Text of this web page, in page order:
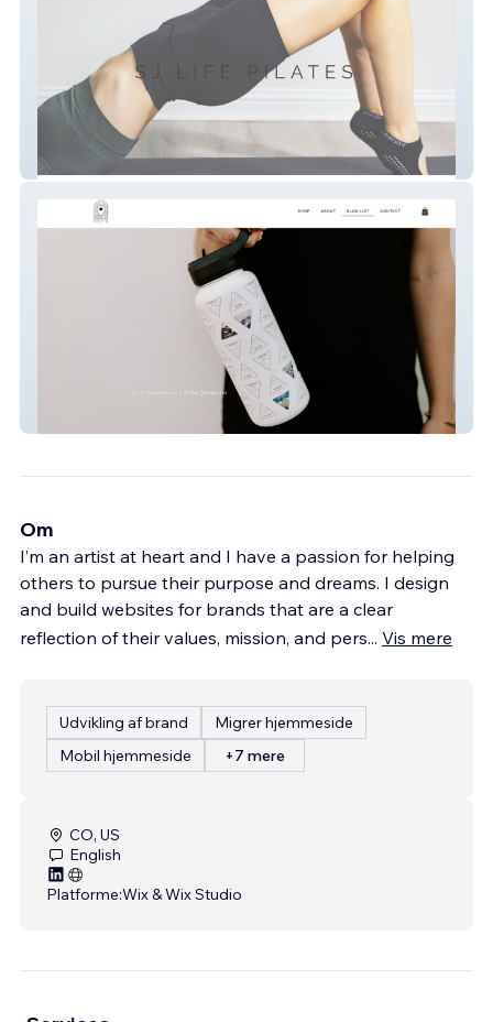
SJ Life Pilates
Om
I’m an artist at heart and I have a passion for helping
others to pursue their purpose and dreams. I design
and build websites for brands that are a clear
reflection of their values, mission, and pers... Vis mere
Udvikling af brand
Migrer hjemmeside
Mobil hjemmeside
+7 mere
CO, US
English
Platforme:Wix & Wix Studio